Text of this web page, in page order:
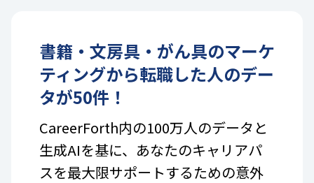
書籍・文房具・がん具のマーケ
ティングから転職した人のデー
タが50件！
CareerForth内の100万人のデータと
生成AIを基に、あなたのキャリアパ
スを最大限サポートするための意外